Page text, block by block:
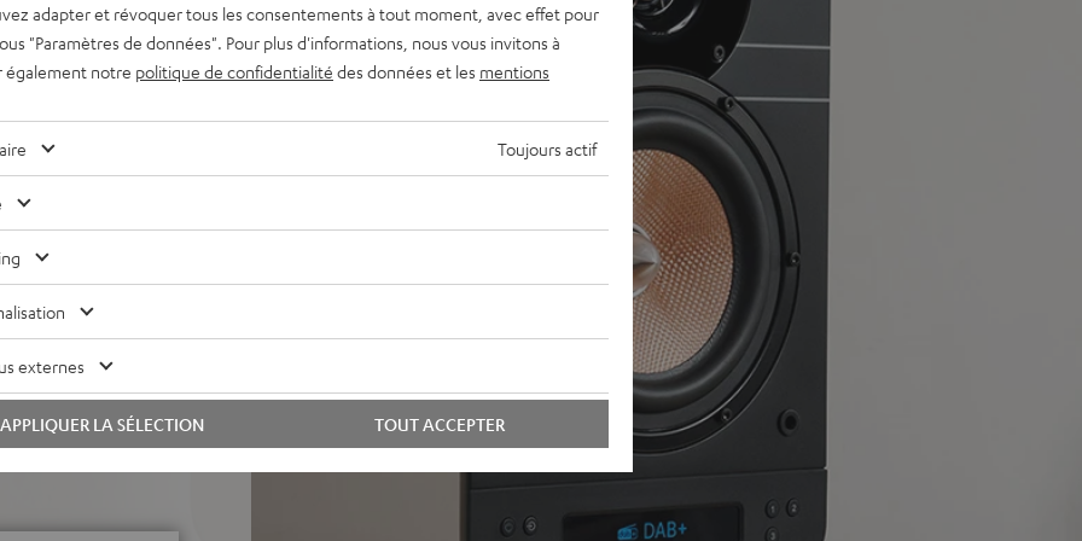
avec des basses
Amazon Music,
système à 2 voies
phase plug pour une
et précises
la parole, réglages du son,
nuit, sortie automatique
tactile, télécommande,
C pour PC/Mac
son surround
des pieds en caoutchouc
l'AC 7500 SM
adapter et révoquer tous les consentements à tout moment, avec effet pour
"Paramètres de données". Pour plus d'informations, nous vous invitons à
également notre politique de confidentialité des données et les mentions
Toujours actif
externes
TOUT ACCEPTER
APPLIQUER LA SÉLECTION